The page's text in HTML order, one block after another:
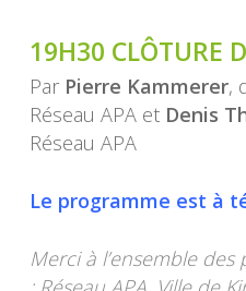
19H30 CLÔTURE
Par Pierre Kammerer,
Réseau APA etDenis
Réseau APA
Le programme est à
Merci à l’ensemble